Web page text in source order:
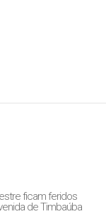
ficam feridos
de Timbaúba